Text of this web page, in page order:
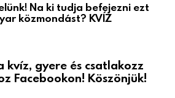
Na ki tudja befejezni ezt
közmondást? KVÍZ
kvíz, gyere és csatlakozz
Facebookon! Köszönjük!